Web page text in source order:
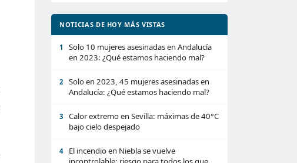
NOTICIAS DE HOY MÁS VISTAS
1
Solo 10 mujeres asesinadas en Andalucía
en 2023: ¿Qué estamos haciendo mal?
2
Solo en 2023, 45 mujeres asesinadas en
Andalucía: ¿Qué estamos haciendo mal?
3
Calor extremo en Sevilla: máximas de 40°C
bajo cielo despejado
4
El incendio en Niebla se vuelve